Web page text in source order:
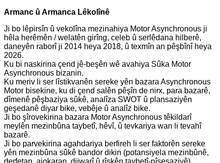
Armanc û Armanca Lêkolînê
Ji bo lêpirsîn û vekolîna mezinahiya Motor Asynchronous ji
hêla herêmên / welatên girîng, celeb û serlêdana hilberê,
daneyên raborî ji 2014 heya 2018, û texmîn an pêşbînî heya
2026.
Ku bi naskirina çend jê-beşên wê avahiya Sûka Motor
Asynchronous bizanin.
Ku meriv li ser lîstikvanên sereke yên bazara Asynchronous
Motor bisekine, ku di çend salên pêşîn de nirx, para bazarê,
dîmenê pêşbaziya sûkê, analîza SWOT û plansaziyên
geşedanê diyar bike, vebêje û analîz bike.
Ji bo şîrovekirina bazara Motor Asynchronous têkildarî
meylên mezinbûna taybetî, hêvî, û tevkariya wan li tevahî
bazarê.
Ji bo parvekirina agahdariya berfireh li ser faktorên sereke
yên mezinbûna sûkê bandor dikin (potansiyela mezinbûnê,
derfetan, ajokaran, dijwarî û rîskên taybetî-pîşesaziyê).